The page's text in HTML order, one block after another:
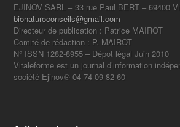
EJINOV SARL – 33 rue Paul BERT – 69400
bionaturoconseils@gmail.com
Directeur de publication : Patrice MAIROT
Comité de rédaction : P. MAIROT
N° ISSN 1282-8955 – Dépot légal Juin 2010
Vitaleforme est un journal d’information
société Ejinov® 04 74 09 82 60